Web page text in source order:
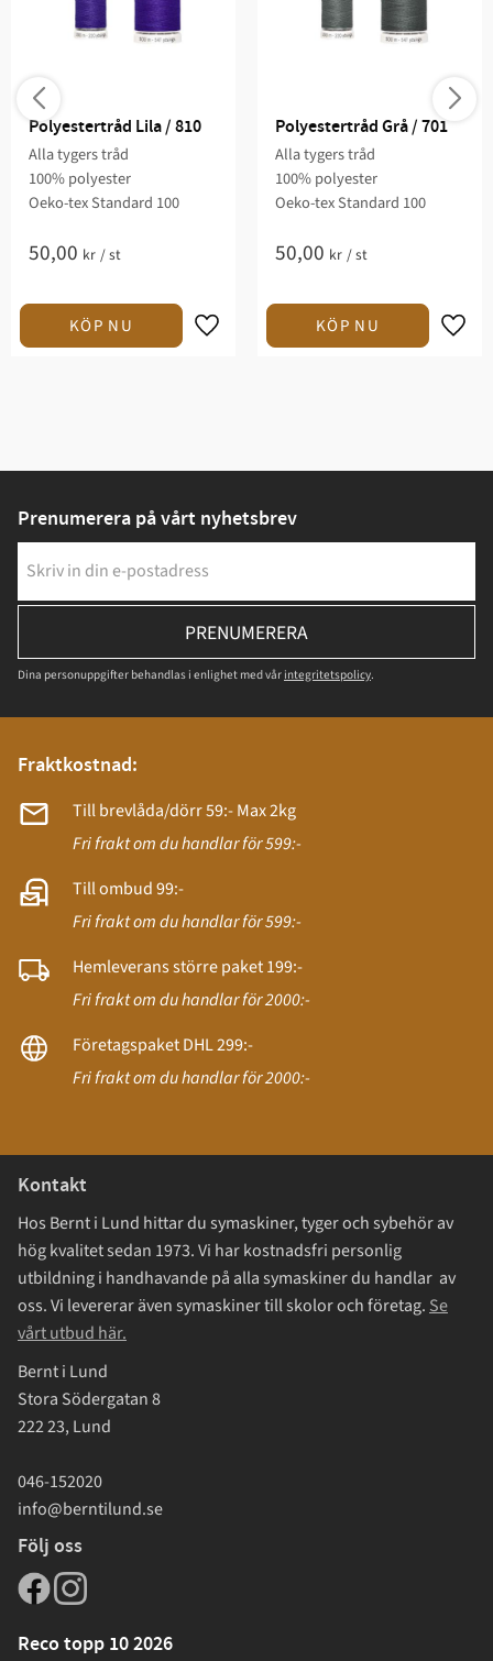
Polyestertråd Lila / 810
Alla tygers tråd
100% polyester
Oeko-tex Standard 100
50,00 kr /st
Polyestertråd Grå / 701
Alla tygers tråd
100% polyester
Oeko-tex Standard 100
50,00 kr /st
Prenumerera på vårt nyhetsbrev
PRENUMERERA
Dina personuppgifter behandlas i enlighet med vår integritetspolicy.
Fraktkostnad:
Till brevlåda/dörr 59:- Max 2kg
Fri frakt om du handlar för 599:-
Till ombud 99:-
Fri frakt om du handlar för 599:-
Hemleverans större paket 199:-
Fri frakt om du handlar för 2000:-
Företagspaket DHL 299:-
Fri frakt om du handlar för 2000:-
Kontakt
Hos Bernt i Lund hittar du symaskiner, tyger och sybehör av
hög kvalitet sedan 1973. Vi har kostnadsfri personlig
utbildning i handhavande på alla symaskiner du handlar av
oss. Vi levererar även symaskiner till skolor och företag. Se
vårt utbud här.
Bernt i Lund
Stora Södergatan 8
222 23, Lund
046-152020
info@berntilund.se
Följ oss
Reco topp 10 2026